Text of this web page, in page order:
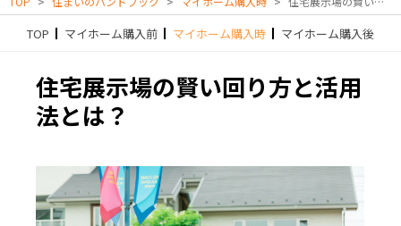
TOP マイホーム購入前 マイホーム購入時 マイホーム購入後
住宅展示場の賢い回り方と活用
法とは？